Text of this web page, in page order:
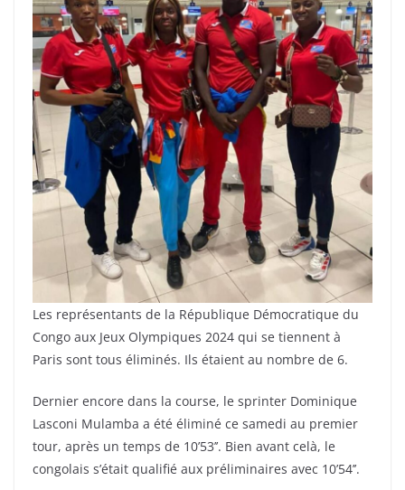
Les représentants de la République Démocratique du
Congo aux Jeux Olympiques 2024 qui se tiennent à
Paris sont tous éliminés. Ils étaient au nombre de 6.
Dernier encore dans la course, le sprinter Dominique
Lasconi Mulamba a été éliminé ce samedi au premier
tour, après un temps de 10’53’’. Bien avant celà, le
congolais s’était qualifié aux préliminaires avec 10’54’’.